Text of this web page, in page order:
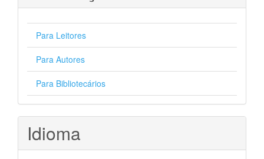
Para Leitores
Para Autores
Para Bibliotecários
Idioma